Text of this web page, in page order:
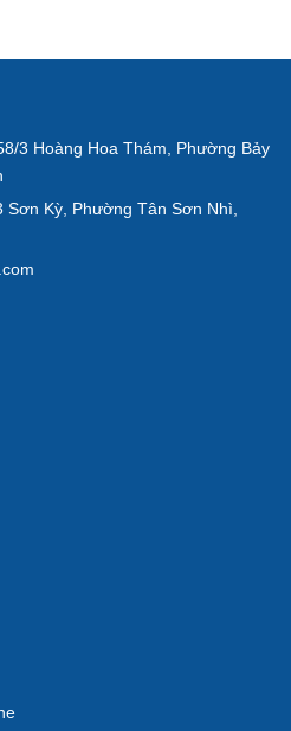
3 Hoàng Hoa Thám, Phường Bảy
Kỳ, Phường Tân Sơn Nhì,